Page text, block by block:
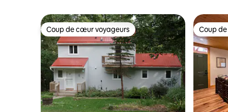
Coup de cœur voyageurs
Coup de cœur voyageurs Coup
Coup